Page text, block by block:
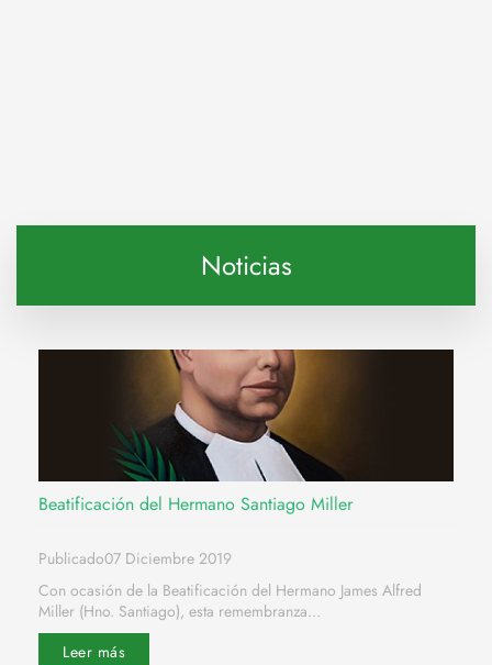
Noticias
Beatificación del Hermano Santiago Miller
Publicado07 Diciembre 2019
Con ocasión de la Beatificación del Hermano James Alfred
Miller (Hno. Santiago), esta remembranza...
Leer más